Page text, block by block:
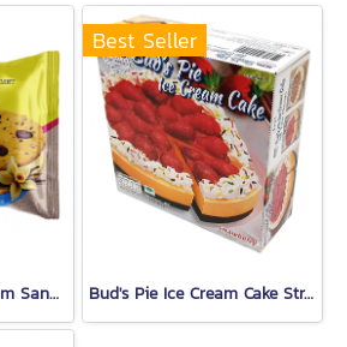
Bud's Cookie Ice Cream Sandwich (Vanilla)
Best Seller
Bud's Pie Ice Cream Cake Strawberry